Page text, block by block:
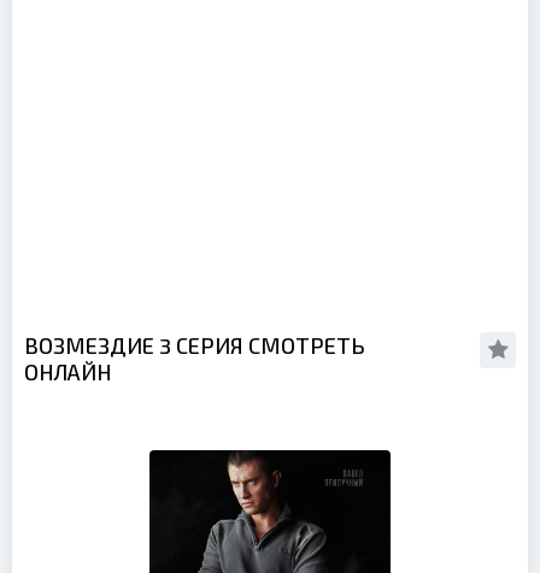
ВОЗМЕЗДИЕ 3 СЕРИЯ СМОТРЕТЬ
ОНЛАЙН